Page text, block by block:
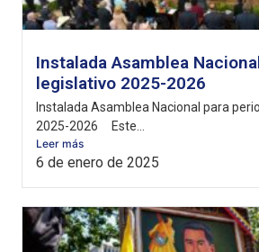
Instalada Asamblea
legislativo 2025-2026
Instalada Asamblea Nacional para
2025-2026 Este...
Leer más
6 de enero de 2025